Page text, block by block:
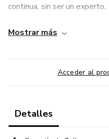
continua, sin ser un experto.
Automatizar tus ingresos
Activar tu potencial
comunidad de personas
buscan resultados claros
Mostrar más
Acceder al
Detalles